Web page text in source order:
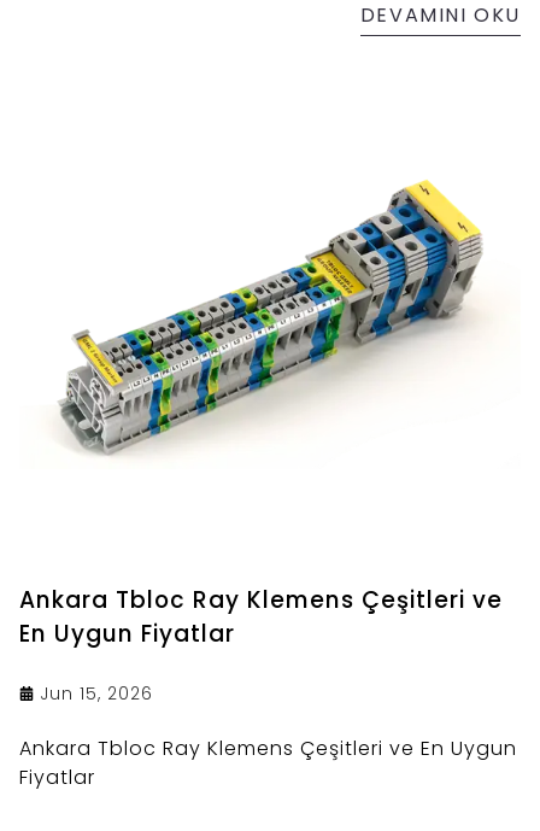
DEVAMINI OKU
Ankara Tbloc Ray Klemens Çeşitleri ve
En Uygun Fiyatlar
Jun 15, 2026
Ankara Tbloc Ray Klemens Çeşitleri ve En Uygun
Fiyatlar